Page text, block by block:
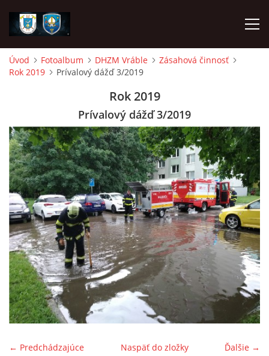
ÚVOD
DHZ DYČKA
DHZM VRÁBLE
AKO SA STAŤ ČLENOM
FOTOALBUM
SPONZORI
Úvod Fotoalbum DHZM Vráble
Zásahová činnosť
Rok 2019
Prívalový dážď 3/2019
Rok 2019
Prívalový dážď 3/2019
← Predchádzajúce Ďalšie →
Naspäť do zložky